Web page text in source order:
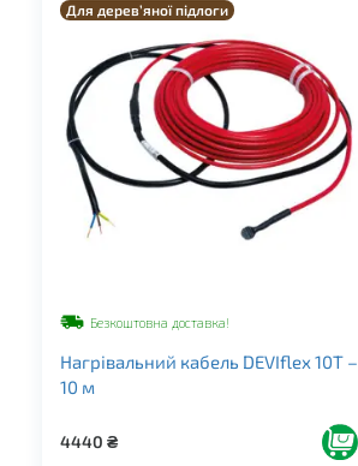
Для дерев’яної підлоги
Безкоштовна доставка!
Нагрівальний кабель DEVIflex 10Т –
10 м
4440 ₴